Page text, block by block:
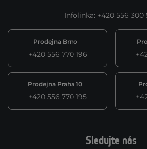
Infolinka: +420 556 300
Prodejna Brno
+420 556 770 196
Prodejna Praha 10
+420 556 770 195
Sledujte nás